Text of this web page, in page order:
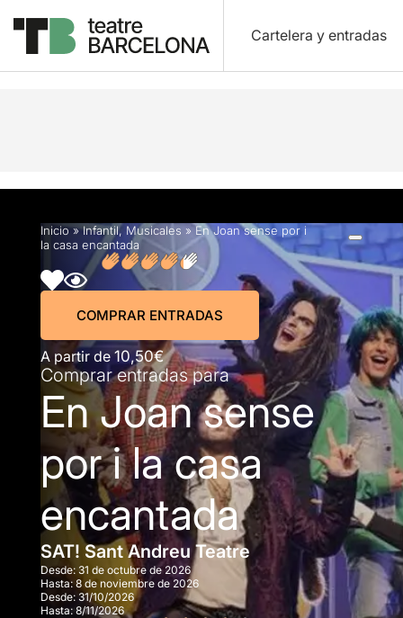
Cartelera y entradas
Descripción Horarios Ficha artística Fotos
Inicio»Infantil, Musicales »En Joan sense por i
la casa encantada
A partir de 10,50€
COMPRAR ENTRADAS
Comprar entradas para
En Joan sense
por i la casa
encantada
SAT! Sant Andreu Teatre
Desde: 31 de octubre de 2026
Hasta: 8 de noviembre de 2026
Desde: 31/10/2026
Hasta: 8/11/2026